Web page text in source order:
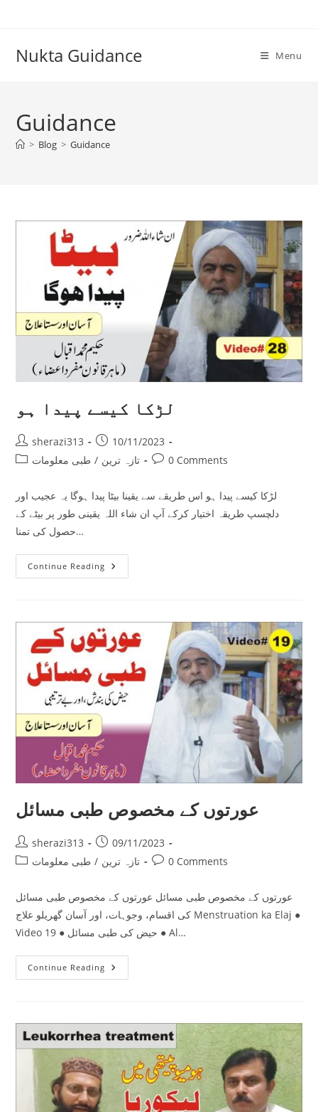
Nukta Guidance Menu
Guidance
> Blog > Guidance
لڑکا کیسے پیدا ہو
Post
author:
sherazi313
Post
published:
10/11/2023
Post
تازہ ترین / طبی معلومات
Post0 Comments
لڑکا کیسے پیدا ہو اس طریقے سے یقینا بیٹا پیدا ہوگا یہ عجیب اور
دلچسپ طریقہ اختیار کرکے آپ ان شاء اللہ یقینی طور پر بیٹے کے
حصول کی تمنا…
Continue Reading لڑکا
کیسے
عورتوں کے مخصوص طبی مسائل
Post
author:
sherazi313
Post
published:
09/11/2023
Post
تازہ ترین / طبی معلومات
Post0 Comments
عورتوں کے مخصوص طبی مسائل عورتوں کے مخصوص طبی مسائل
کی اقسام، وجوہات، اور آسان گھریلو علاج Menstruation ka Elaj ●
Video 19 ● حیض کی طبی مسائل ● Al…
Continue Reading عورتوں
کے